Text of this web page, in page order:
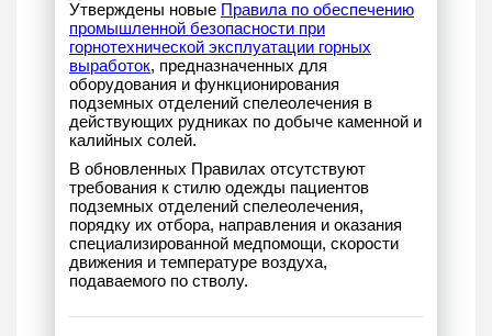
Утверждены новые Правила по обеспечению
промышленной безопасности при
горнотехнической эксплуатации горных
выработок, предназначенных для
оборудования и функционирования
подземных отделений спелеолечения в
действующих рудниках по добыче каменной и
калийных солей.
В обновленных Правилах отсутствуют
требования к стилю одежды пациентов
подземных отделений спелеолечения,
порядку их отбора, направления и оказания
специализированной медпомощи, скорости
движения и температуре воздуха,
подаваемого по стволу.